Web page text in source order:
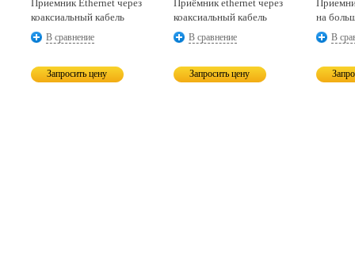
Приемник Ethernet через
коаксиальный кабель
В сравнение
Запросить цену
Приёмник ethernet через
коаксиальный кабель
В сравнение
Запросить цену
на
В